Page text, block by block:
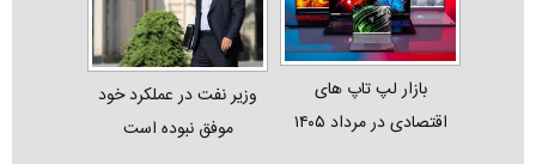
بازار لپ‌ تاپ‌ های
اقتصادی در مرداد ۱۴۰۵
وزیر نفت در عملکرد خود
موفق نبوده است